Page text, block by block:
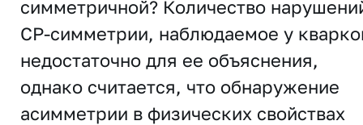
симметричной? Количество
CP-симметрии, наблюдаемое у
недостаточно для ее объяснения,
однако считается, что обнаружение
асимметрии в физических свойствах